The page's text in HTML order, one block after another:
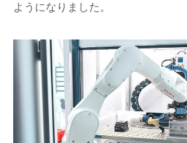
ようになりました。